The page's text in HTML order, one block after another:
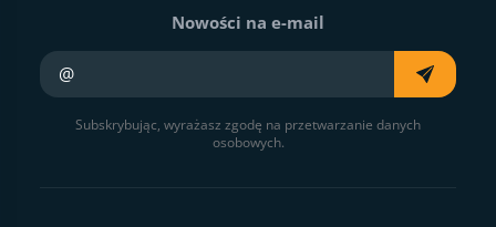
Nowości na e-mail
Subskrybując, wyrażasz zgodę na przetwarzanie danych
osobowych.